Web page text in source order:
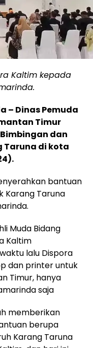
Kaltim kepada
– Dinas Pemuda
Timur
dan
Taruna di kota
bantuan
Karang Taruna
Muda Bidang
Kaltim
lalu Dispora
dan printer untuk
Timur, hanya
saja
memberikan
berupa
Karang Taruna